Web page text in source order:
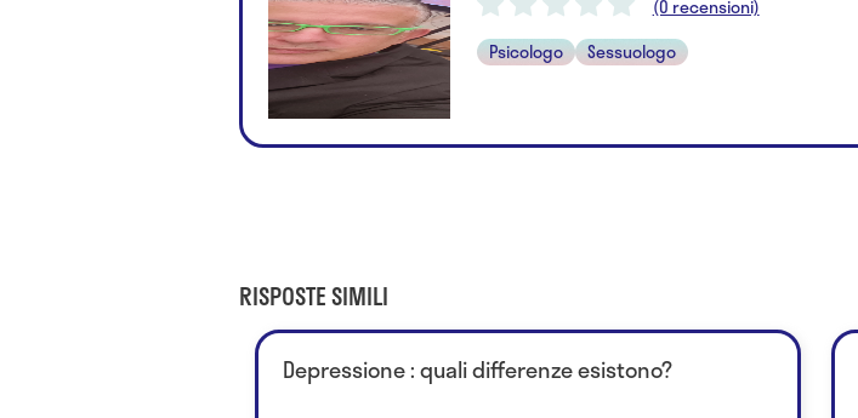
(0 recensioni)
Psicologo
Sessuologo
RISPOSTE SIMILI
Depressione : quali differenze esistono?